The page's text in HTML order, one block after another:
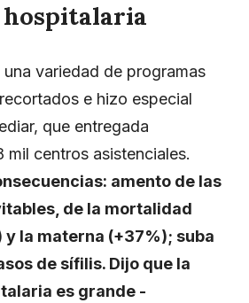
una variedad de programas
e hizo especial
que entregada
mil centros asistenciales.
amento de las
de la mortalidad
la materna (+37%); suba
de sífilis. Dijo que la
es grande -